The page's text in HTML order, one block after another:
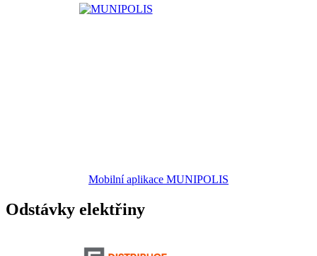
Mobilní aplikace MUNIPOLIS
Odstávky elektřiny